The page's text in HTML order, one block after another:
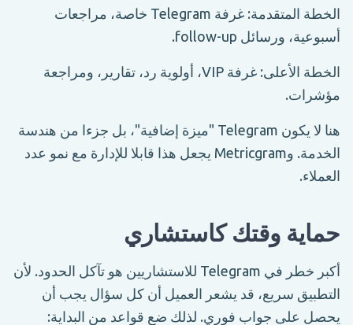
الخطة المتقدمة: غرفة Telegram خاصة، مراجعات
أسبوعية، ورسائل follow-up.
الخطة الأعلى: غرفة VIP، أولوية رد، تقارير، ومراجعة
مؤشرات.
هنا لا يكون Telegram "ميزة إضافية"، بل جزءا من هندسة
الخدمة. وMetricgram يجعل هذا قابلا للإدارة مع نمو عدد
العملاء.
حماية وقتك كاستشاري
أكبر خطر في Telegram للاستشاريين هو تآكل الحدود. لأن
التطبيق سريع، قد يشعر العميل أن كل سؤال يجب أن
يحصل على جواب فوري. لذلك ضع قواعد من البداية: